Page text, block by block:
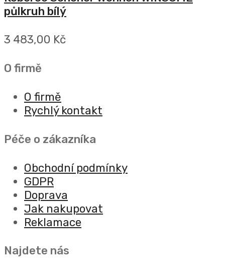
půlkruh bílý
3 483,00 Kč
O firmě
O firmě
Rychlý kontakt
Péče o zákazníka
Obchodní podmínky
GDPR
Doprava
Jak nakupovat
Reklamace
Najdete nás